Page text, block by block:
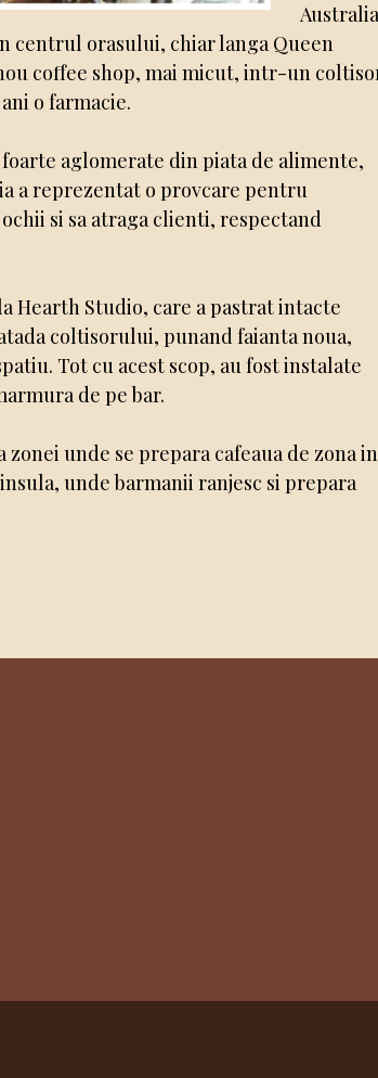
centrul orasului, chiar langa Queen
coffee shop, mai micut, intr-un
o farmacie.
aglomerate din piata de alimente,
a reprezentat o provcare pentru
si sa atraga clienti, respectand
Hearth Studio, care a pastrat intacte
coltisorului, punand faianta noua,
Tot cu acest scop, au fost instalate
de pe bar.
unde se prepara cafeaua de zona in
unde barmanii ranjesc si prepara